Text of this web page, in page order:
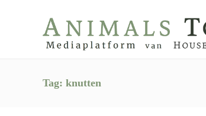
Tag: knutten